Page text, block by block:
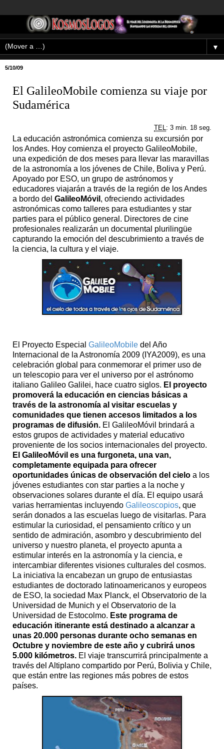
▼
5/10/09
El GalileoMobile comienza su viaje por
Sudamérica
TEL : 3 min. 18 seg.
La educación astronómica comienza su excursión por
los Andes. Hoy comienza el proyecto GalileoMobile,
una expedición de dos meses para llevar las maravillas
de la astronomía a los jóvenes de Chile, Boliva y Perú.
Apoyado por ESO, un grupo de astrónomos y
educadores viajarán a través de la región de los Andes
a bordo del GalileoMóvil , ofreciendo actividades
astronómicas como talleres para estudiantes y star
parties para el público general. Directores de cine
profesionales realizarán un documental plurilingüe
capturando la emoción del descubrimiento a través de
la ciencia, la cultura y el viaje.
El Proyecto Especial GalileoMobile del Año
Internacional de la Astronomía 2009 (IYA2009), es una
celebración global para conmemorar el primer uso de
un telescopio para ver el universo por el astrónomo
italiano Galileo Galilei, hace cuatro siglos. El proyecto
promoverá la educación en ciencias básicas a
través de la astronomía al visitar escuelas y
comunidades que tienen accesos limitados a los
programas de difusión. El GalileoMóvil brindará a
estos grupos de actividades y material educativo
proveniente de los socios internacionales del proyecto.
El GalileoMóvil es una furgoneta, una van,
completamente equipada para ofrecer
oportunidades únicas de observación del cielo a los
jóvenes estudiantes con star parties a la noche y
observaciones solares durante el día. El equipo usará
varias herramientas incluyendo Galileoscopios, que
serán donados a las escuelas luego de visitarlas. Para
estimular la curiosidad, el pensamiento crítico y un
sentido de admiración, asombro y descubrimiento del
universo y nuestro planeta, el proyecto apunta a
estimular interés en la astronomía y la ciencia, e
intercambiar diferentes visiones culturales del cosmos.
La iniciativa la encabezan un grupo de entusiastas
estudiantes de doctorado latinoamericanos y europeos
de ESO, la sociedad Max Planck, el Observatorio de la
Universidad de Munich y el Observatorio de la
Universidad de Estocolmo. Este programa de
educación itinerante está destinado a alcanzar a
unas 20.000 personas durante ocho semanas en
Octubre y noviembre de este año y cubrirá unos
5.000 kilómetros. El viaje transcurrirá principalmente a
través del Altiplano compartido por Perú, Bolivia y Chile,
que están entre las regiones más pobres de estos
países.